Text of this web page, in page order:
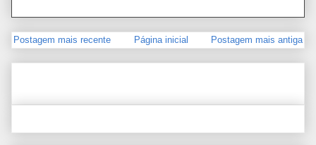
Postagem mais recente Postagem mais antiga
Página inicial